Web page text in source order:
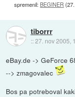
spremenil: BEGINER(
tiborrr
::27. nov 2005,
eBay.de -> GeForce
--> zmagovalec
Bos pa potreboval